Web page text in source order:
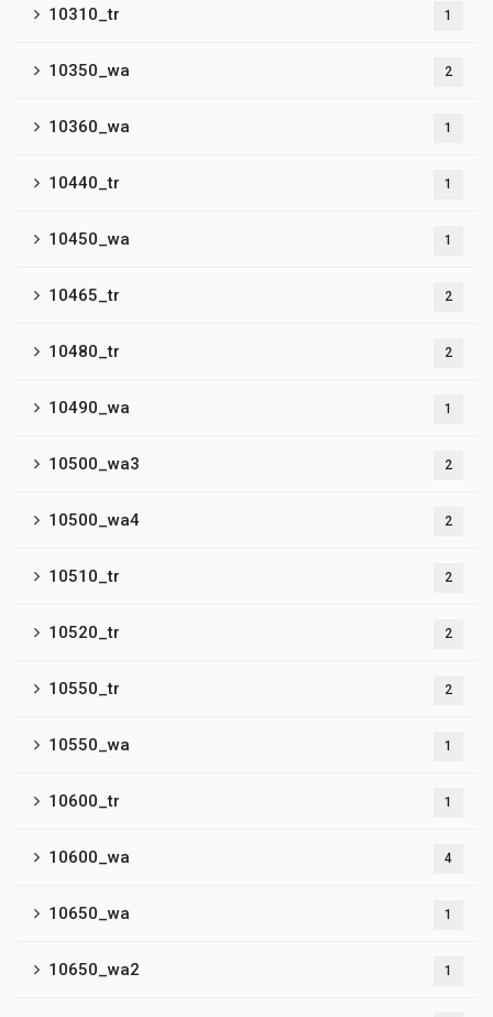
10310_tr 1
10350_wa 2
10360_wa 1
10440_tr 1
10450_wa 1
10465_tr 2
10480_tr 2
10490_wa 1
10500_wa3 2
10500_wa4 2
10510_tr 2
10520_tr 2
10550_tr 2
10550_wa 1
10600_tr 1
10600_wa 4
10650_wa 1
10650_wa2 1